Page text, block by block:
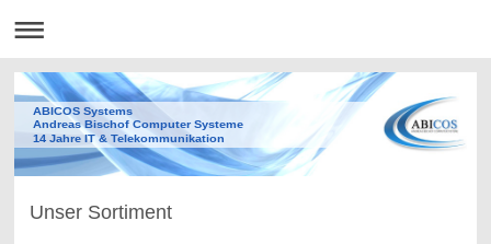
ABICOS Systems
Andreas Bischof Computer Systeme
14 Jahre IT & Telekommunikation
Unser Sortiment